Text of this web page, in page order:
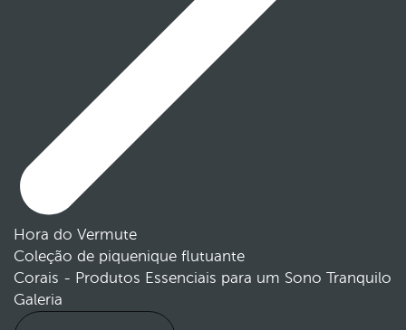
Hora do Vermute
Coleção de piquenique flutuante
Corais - Produtos Essenciais para um Sono Tranquilo
Galeria